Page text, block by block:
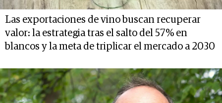
Las exportaciones de vino buscan recuperar
valor: la estrategia tras el salto del 57% en
blancos y la meta de triplicar el mercado a 2030